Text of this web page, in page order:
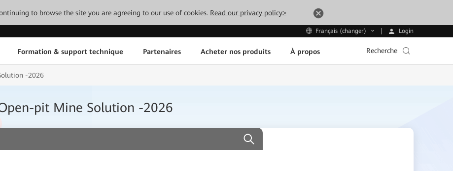
to browse the site you are agreeing to our use of cookies. Read our privacy policy>
Français (changer) Login
Formation & support technique Partenaires Acheter nos produits À propos Recherche
-2026
pit Mine Solution -2026